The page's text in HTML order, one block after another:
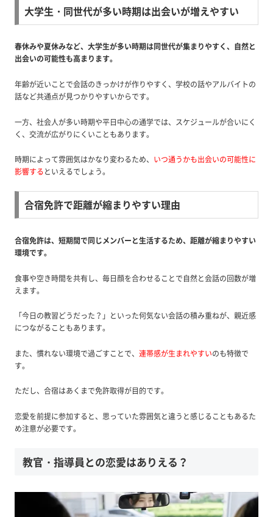
大学生・同世代が多い時期は出会いが増えやすい
春休みや夏休みなど、大学生が多い時期は同世代が集まりやすく、自然と
出会いの可能性も高まります。
年齢が近いことで会話のきっかけが作りやすく、学校の話やアルバイトの
話など共通点が見つかりやすいからです。
一方、社会人が多い時期や平日中心の通学では、スケジュールが合いにく
く、交流が広がりにくいこともあります。
時期によって雰囲気はかなり変わるため、 いつ通うかも出会いの可能性に
影響するといえるでしょう。
合宿免許で距離が縮まりやすい理由
合宿免許は、短期間で同じメンバーと生活するため、距離が縮まりやすい
環境です。
食事や空き時間を共有し、毎日顔を合わせることで自然と会話の回数が増
えます。
「今日の教習どうだった？」といった何気ない会話の積み重ねが、親近感
につながることもあります。
また、慣れない環境で過ごすことで、 連帯感が生まれやすいのも特徴で
す。
ただし、合宿はあくまで免許取得が目的です。
恋愛を前提に参加すると、思っていた雰囲気と違うと感じることもあるた
め注意が必要です。
教官・指導員との恋愛はありえる？